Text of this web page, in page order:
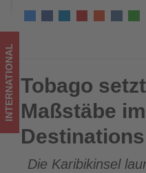
Wissen,
was
im
Tourismus
los
ist!
Tobago setzt neue Maßstäbe im
Destinationsmarketing
INTERNATIONAL Tobago
Maßstäbe
Die Karibikinsel